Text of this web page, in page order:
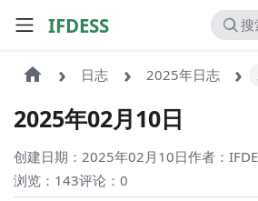
IFDESS
日志 2025年日志
2025年02月10日
创建日期：2025年02月10日作者：
浏览：143评论：0